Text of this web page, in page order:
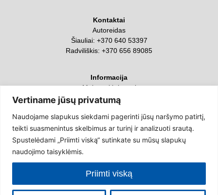
Vertiname jūsų privatumą
Naudojame slapukus siekdami pagerinti jūsų naršymo patirtį,
teikti suasmenintus skelbimus ar turinį ir analizuoti srautą.
Spustelėdami „Priimti viską“ sutinkate su mūsų slapukų
naudojimo taisyklėmis.
Priimti viską
Kontaktai
Autoreidas
Šiauliai: +370 640 53397
Radviliškis: +370 656 89085
Informacija
Mokymai ir kursai
Apie mus